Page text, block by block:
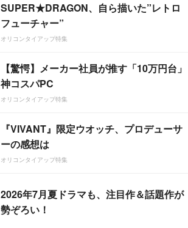
SUPER★DRAGON、自ら描いた”レトロ
フューチャー”
オリコンタイアップ特集
【驚愕】メーカー社員が推す「10万円台」
神コスパPC
オリコンタイアップ特集
『VIVANT』限定ウオッチ、プロデューサ
ーの感想は
オリコンタイアップ特集
2026年7月夏ドラマも、注目作＆話題作が
勢ぞろい！